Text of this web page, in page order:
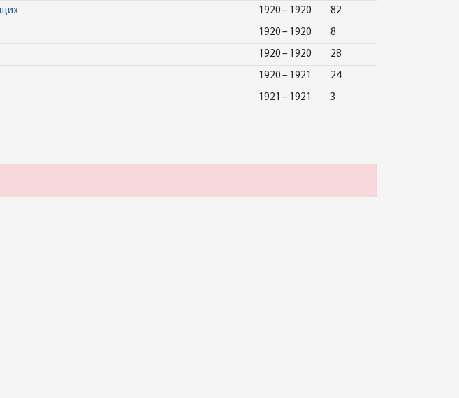
1920 – 1920 82
1920 – 1920 8
1920 – 1920 28
1920 – 1921 24
1921 – 1921 3